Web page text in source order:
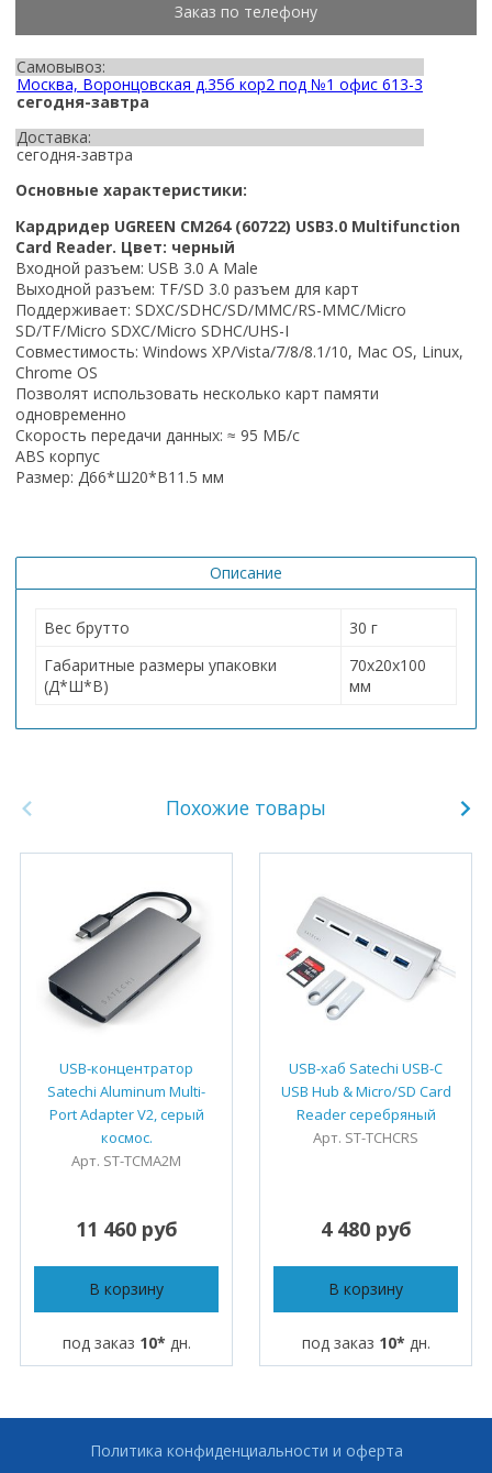
Заказ по телефону
Самовывоз:
Москва, Воронцовская д.35б кор2 под №1 офис 613-3
сегодня-завтра
Доставка:
сегодня-завтра
Основные характеристики:
Кардридер UGREEN CM264 (60722) USB3.0 Multifunction
Card Reader. Цвет: черный
Входной разъем: USB 3.0 A Male
Выходной разъем: TF/SD 3.0 разъем для карт
Поддерживает: SDXC/SDHC/SD/MMC/RS-MMC/Micro
SD/TF/Micro SDXC/Micro SDHC/UHS-I
Совместимость: Windows XP/Vista/7/8/8.1/10, Mac OS, Linux,
Chrome OS
Позволят использовать несколько карт памяти
одновременно
Скорость передачи данных: ≈ 95 МБ/с
ABS корпус
Размер: Д66*Ш20*В11.5 мм
Описание
Вес брутто
30 г
Габаритные размеры упаковки
(Д*Ш*В)
70х20х100
мм
Похожие товары
USB-концентратор
Satechi Aluminum Multi-
Port Adapter V2, серый
космос.
Арт. ST-TCMA2M
11 460 руб
В корзину
под заказ 10* дн.
USB-хаб Satechi USB-C
USB Hub & Micro/SD Card
Reader серебряный
Арт. ST-TCHCRS
4 480 руб
В корзину
под заказ 10* дн.
Политика конфиденциальности и оферта